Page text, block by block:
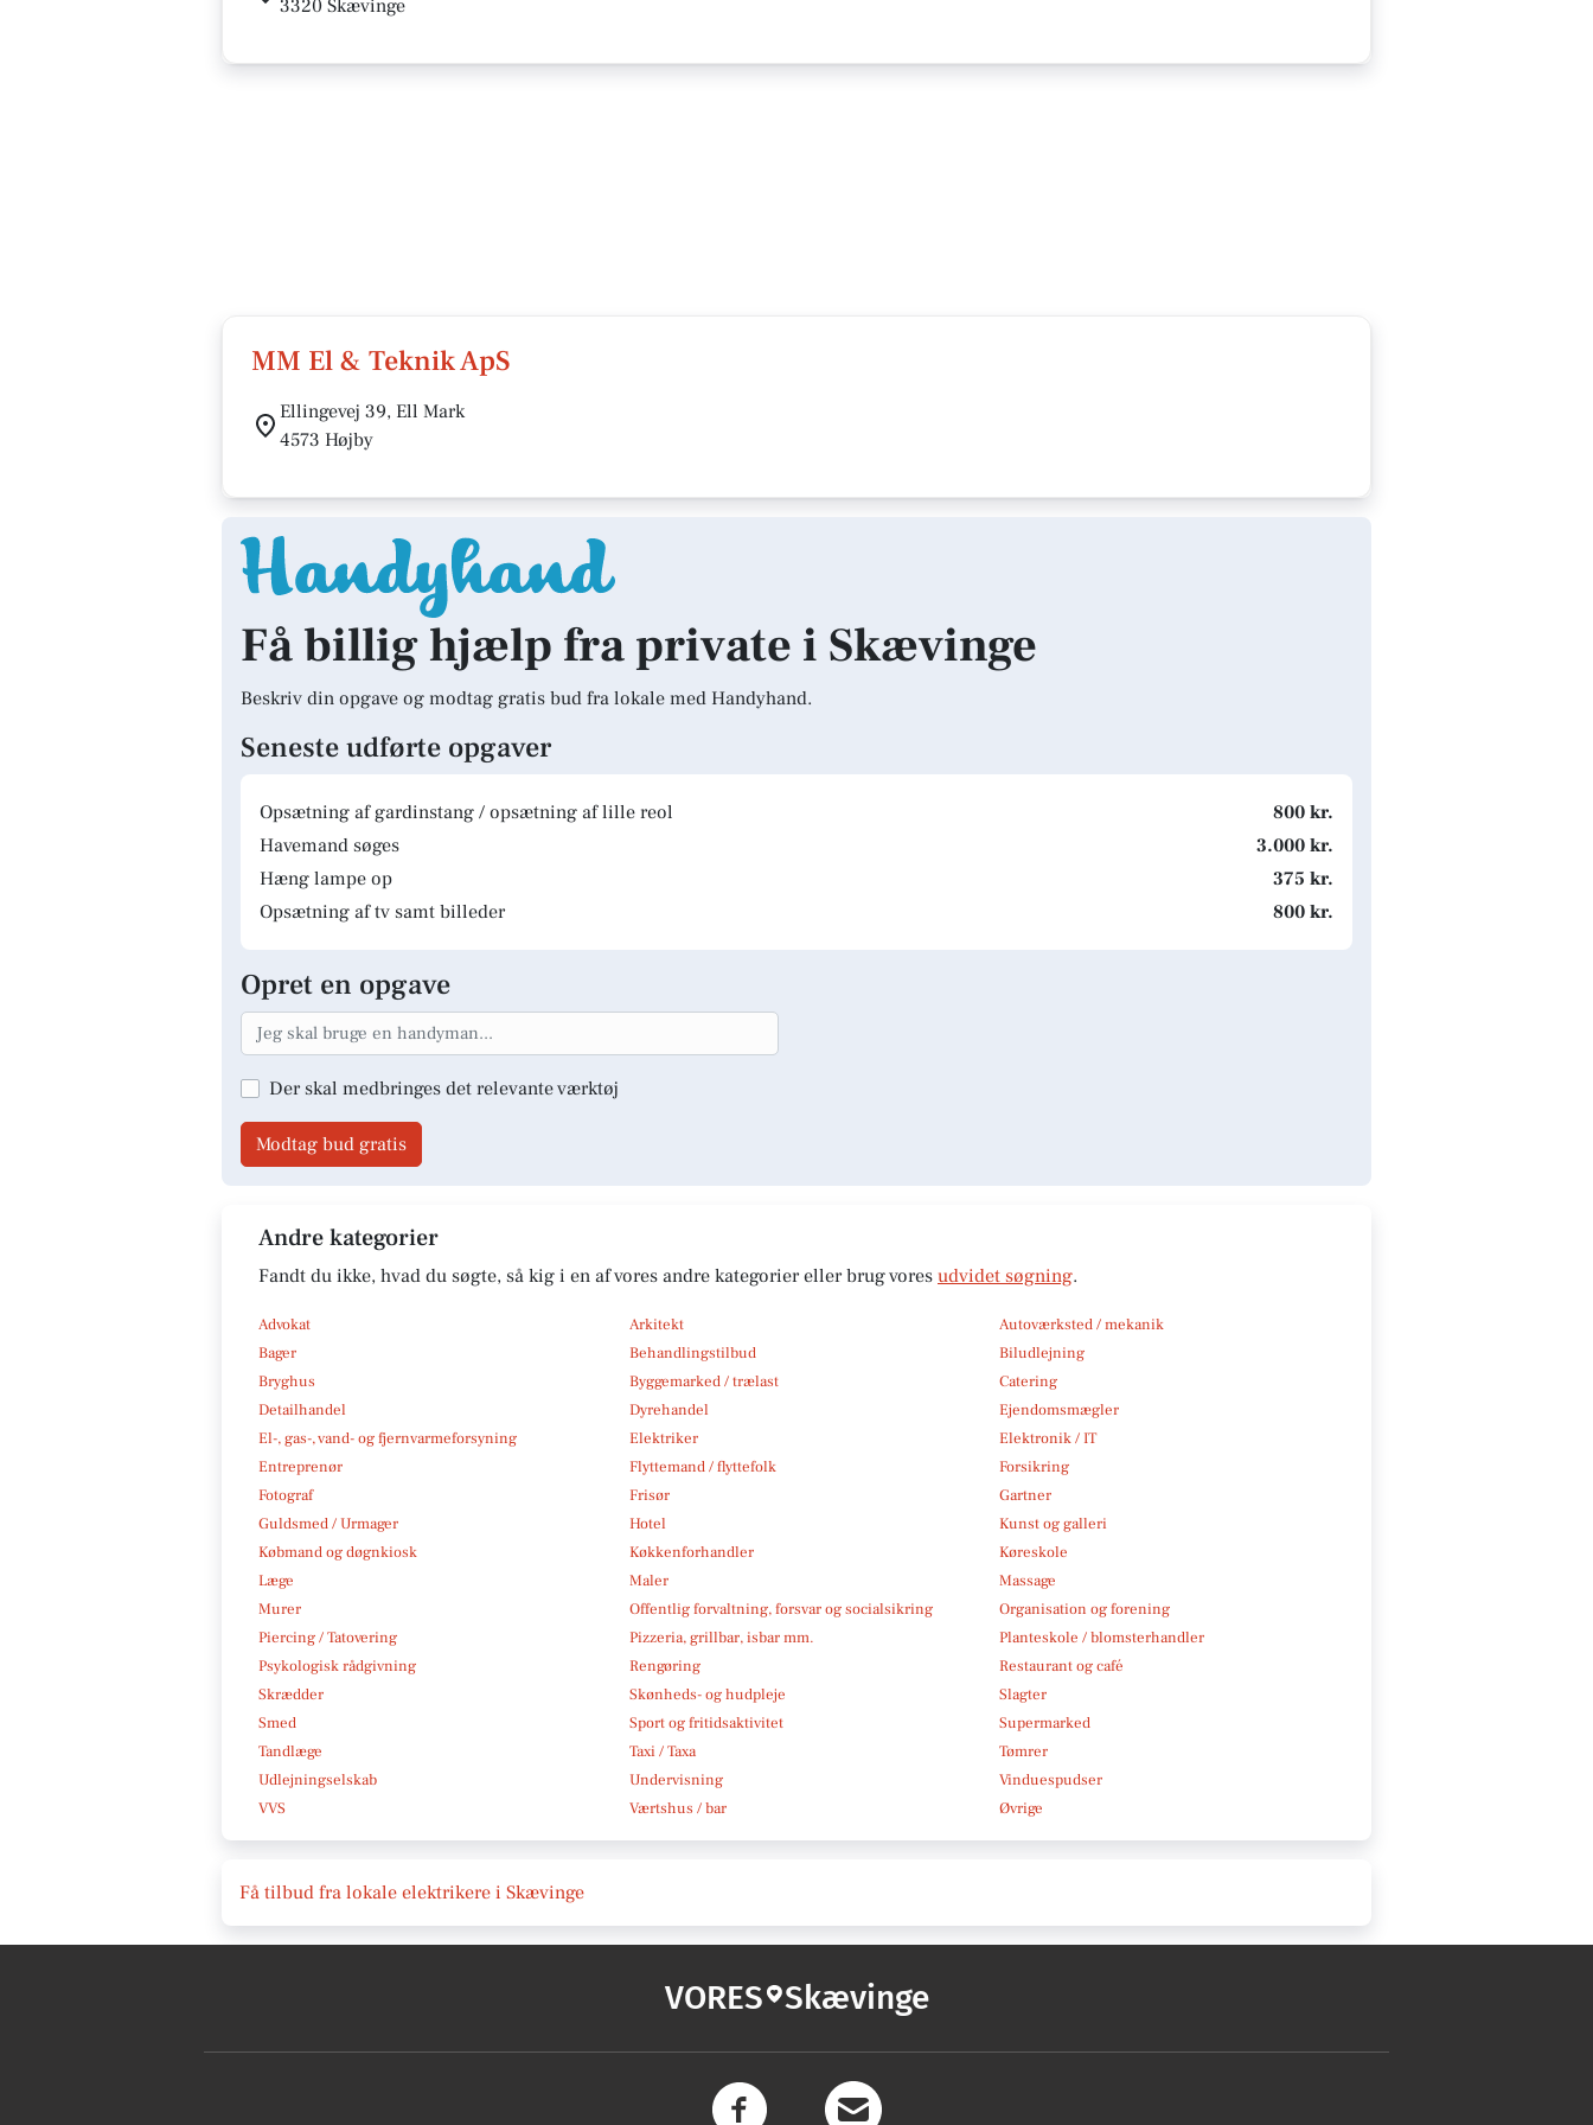
3320 Skævinge
MM El & Teknik ApS
Ellingevej 39, Ell Mark
4573 Højby
Få billig hjælp fra private i Skævinge
Beskriv din opgave og modtag gratis bud fra lokale med Handyhand.
Seneste udførte opgaver
Opsætning af gardinstang / opsætning af lille reol
800 kr.
Havemand søges
3.000 kr.
Hæng lampe op
375 kr.
Opsætning af tv samt billeder
800 kr.
Opret en opgave
Der skal medbringes det relevante værktøj
Modtag bud gratis
Andre kategorier
Fandt du ikke, hvad du søgte, så kig i en af vores andre kategorier eller brug vores udvidet søgning.
Advokat Arkitekt
Autoværksted / mekanik
Bager
Behandlingstilbud
Biludlejning
Bryghus
Byggemarked / trælast
Catering
Detailhandel
Dyrehandel
Ejendomsmægler
El-, gas-, vand- og fjernvarmeforsyning
Elektriker
Elektronik / IT
Entreprenør
Flyttemand / flyttefolk
Forsikring
Fotograf
Frisør
Gartner
Guldsmed / Urmager
Hotel
Kunst og galleri
Købmand og døgnkiosk
Køkkenforhandler
Køreskole
Læge
Maler
Massage
Murer
Offentlig forvaltning, forsvar og socialsikring
Organisation og forening
Piercing / Tatovering
Pizzeria, grillbar, isbar mm.
Planteskole / blomsterhandler
Psykologisk rådgivning
Rengøring
Restaurant og café
Skrædder
Skønheds- og hudpleje
Slagter
Smed
Sport og fritidsaktivitet
Supermarked
Tandlæge
Taxi / Taxa
Tømrer
Udlejningselskab
Undervisning
Vinduespudser
VVS
Værtshus / bar Øvrige
Få tilbud fra lokale elektrikere i Skævinge
VORES Skævinge